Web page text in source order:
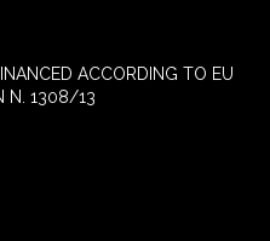
ACCORDING TO EU
N. 1308/13